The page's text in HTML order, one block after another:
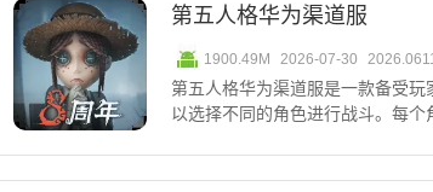
第五人格华为渠道服
1900.49M 2026-07-30
第五人格华为渠道服是一款备受
以选择不同的角色进行战斗。每